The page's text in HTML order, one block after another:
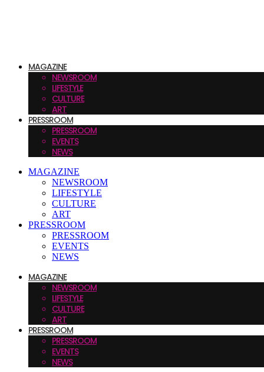
MAGAZINE
NEWSROOM
LIFESTYLE
CULTURE
ART
PRESSROOM
PRESSROOM
EVENTS
NEWS
MAGAZINE
NEWSROOM
LIFESTYLE
CULTURE
ART
PRESSROOM
PRESSROOM
EVENTS
NEWS
MAGAZINE
NEWSROOM
LIFESTYLE
CULTURE
ART
PRESSROOM
PRESSROOM
EVENTS
NEWS